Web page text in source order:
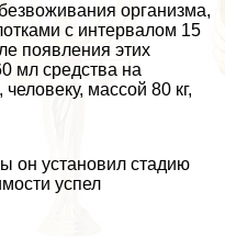
организма,
с интервалом 15
появления этих
мл средства на
массой 80 кг,
он установил стадию
успел